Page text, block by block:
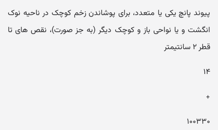
پیوند پانچ یکی یا متعدد، برای پوشاندن زخم کوچک در ناحیه نوک
انگشت و یا نواحی باز و کوچک دیگر (به جز صورت)، نقص های تا
قطر ۲ سانتیمتر
۱۴
+
۱۰۰۳۳۰